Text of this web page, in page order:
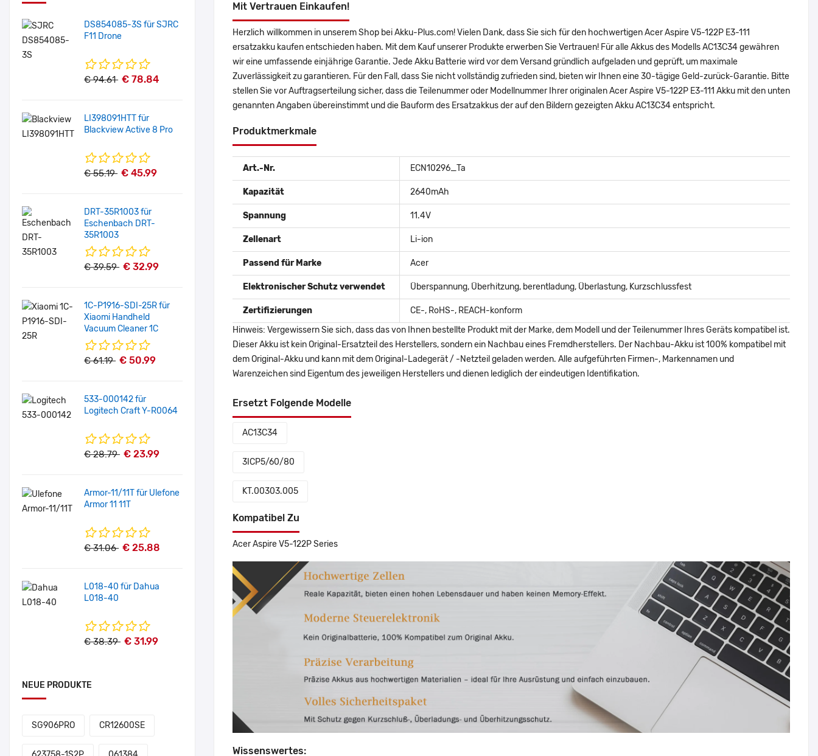
DS854085-3S für SJRC
F11 Drone
€ 94.61 € 78.84
LI398091HTT für
Blackview Active 8 Pro
€ 55.19 € 45.99
DRT-35R1003 für
Eschenbach DRT-
35R1003
€ 39.59 € 32.99
1C-P1916-SDI-25R für
Xiaomi Handheld
Vacuum Cleaner 1C
€ 61.19 € 50.99
533-000142 für
Logitech Craft Y-R0064
€ 28.79 € 23.99
Armor-11/11T für Ulefone
Armor 11 11T
€ 31.06 € 25.88
L018-40 für Dahua
L018-40
€ 38.39 € 31.99
NEUE PRODUKTE
SG906PRO CR12600SE
Mit Vertrauen Einkaufen!
Herzlich willkommen in unserem Shop bei Akku-Plus.com! Vielen Dank, dass Sie sich für den hochwertigen Acer Aspire V5-122P E3-111
ersatzakku kaufen entschieden haben. Mit dem Kauf unserer Produkte erwerben Sie Vertrauen! Für alle Akkus des Modells AC13C34 gewähren
wir eine umfassende einjährige Garantie. Jede Akku Batterie wird vor dem Versand gründlich aufgeladen und geprüft, um maximale
Zuverlässigkeit zu garantieren. Für den Fall, dass Sie nicht vollständig zufrieden sind, bieten wir Ihnen eine 30-tägige Geld-zurück-Garantie. Bitte
stellen Sie vor Auftragserteilung sicher, dass die Teilenummer oder Modellnummer Ihrer originalen Acer Aspire V5-122P E3-111 Akku mit den unten
genannten Angaben übereinstimmt und die Bauform des Ersatzakkus der auf den Bildern gezeigten Akku AC13C34 entspricht.
Produktmerkmale
Art.-Nr. ECN10296_Ta
Kapazität 2640mAh
Spannung 11.4V
Zellenart Li-ion
Passend für Marke Acer
Elektronischer Schutz verwendet Überspannung, Überhitzung, berentladung, Überlastung, Kurzschlussfest
Zertifizierungen
CE-, RoHS-, REACH-konform
Hinweis: Vergewissern Sie sich, dass das von Ihnen bestellte Produkt mit der Marke, dem Modell und der Teilenummer Ihres Geräts kompatibel ist.
Dieser Akku ist kein Original-Ersatzteil des Herstellers, sondern ein Nachbau eines Fremdherstellers. Der Nachbau-Akku ist 100% kompatibel mit
dem Original-Akku und kann mit dem Original-Ladegerät / -Netzteil geladen werden. Alle aufgeführten Firmen-, Markennamen und
Warenzeichen sind Eigentum des jeweiligen Herstellers und dienen lediglich der eindeutigen Identifikation.
Ersetzt Folgende Modelle
AC13C34
3ICP5/60/80
KT.00303.005
Kompatibel Zu
Acer Aspire V5-122P Series
Wissenswertes: